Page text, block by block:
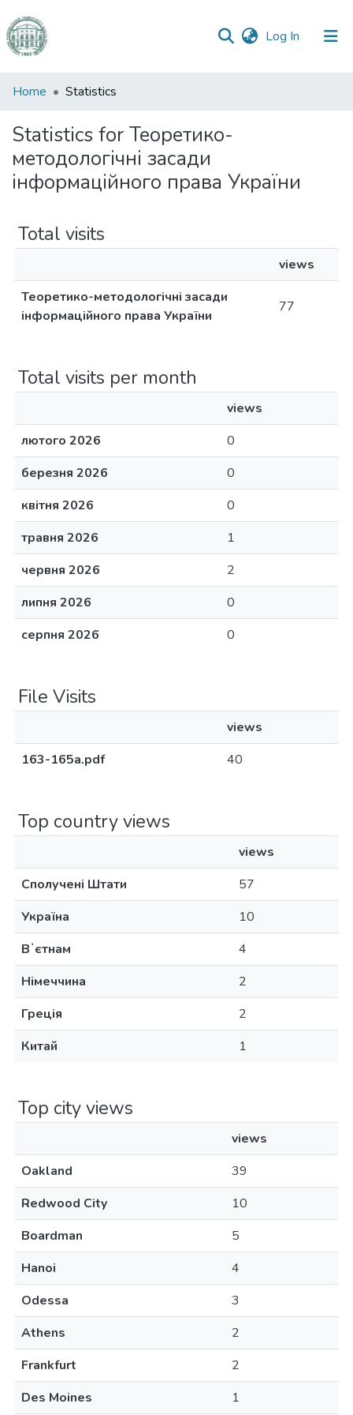
Log In (current)
Communities
Collections
All of DSpace
Home Statistics
Statistics for Теоретико-
методологічні засади
інформаційного права України
Total visits
views
Теоретико-методологічні засади
інформаційного права України
77
Total visits per month
views
лютого 2026
0
березня 2026
0
квітня 2026
0
травня 2026
1
червня 2026
2
липня 2026
0
серпня 2026
0
File Visits
views
163-165а.pdf
40
Top country views
views
Сполучені Штати
57
Україна
10
Вʼєтнам
4
Німеччина
2
Греція
2
Китай
1
Top city views
views
Oakland
39
Redwood City
10
Boardman
5
Hanoi
4
Odessa
3
Athens
2
Frankfurt
2
Des Moines
1